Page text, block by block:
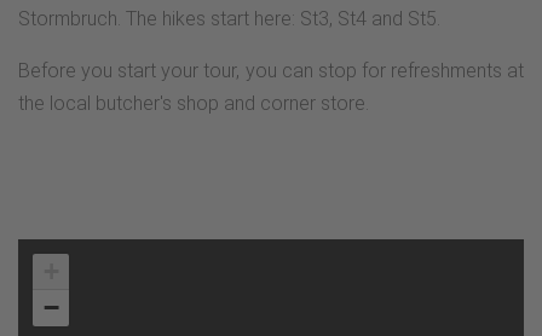
Stormbruch. The hikes start here: St3, St4 and St5.
Before you start your tour, you can stop for refreshments at
the local butcher's shop and corner store.
−